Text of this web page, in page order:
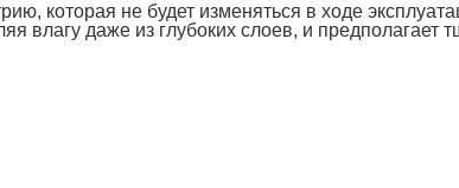
которая не будет изменяться в ходе
влагу даже из глубоких слоев, и предполагает